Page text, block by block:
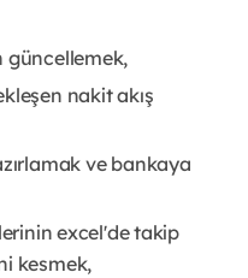
güncellemek,
nakit akış
ve bankaya
excel'de takip
kesmek,